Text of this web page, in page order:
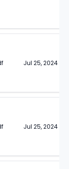
Jul 25, 2024
Jul 25, 2024